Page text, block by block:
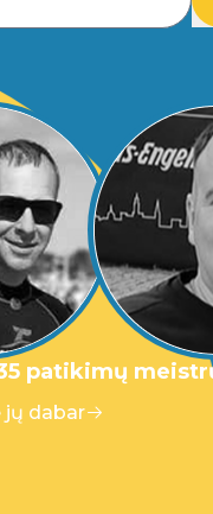
patikimų
jų dabar